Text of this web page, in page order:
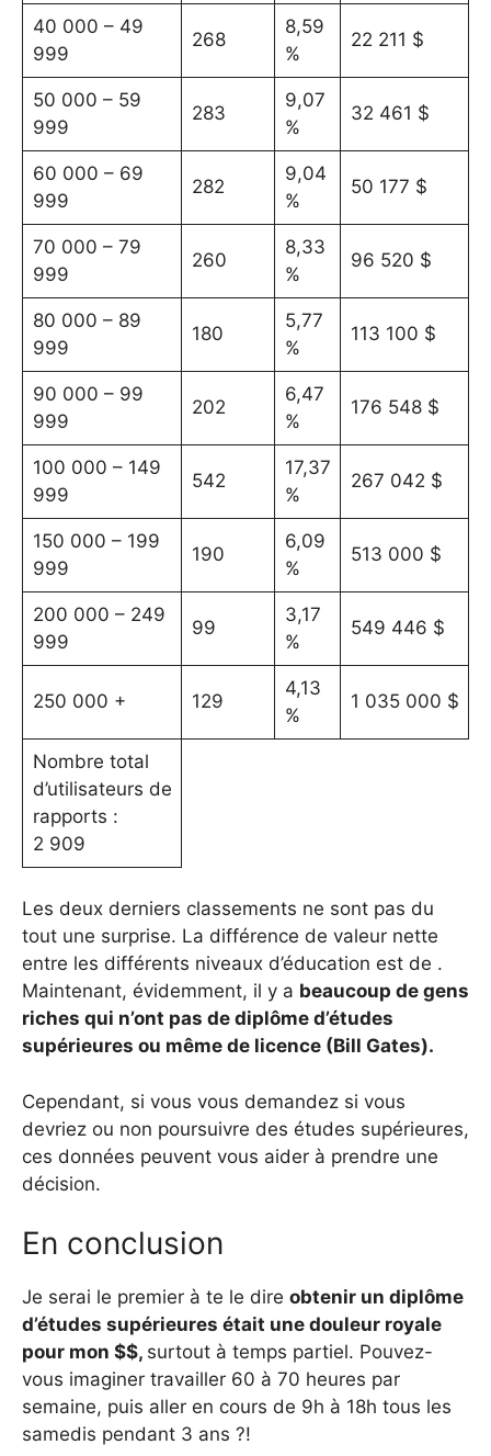
40 000 – 49
999
268
8,59
%
22 211 $
50 000 – 59
999
283
9,07
%
32 461 $
60 000 – 69
999
282
9,04
%
50 177 $
70 000 – 79
999
260
8,33
%
96 520 $
80 000 – 89
999
180
5,77
%
113 100 $
90 000 – 99
999
202
6,47
%
176 548 $
100 000 – 149
999
542
17,37
%
267 042 $
150 000 – 199
999
190
6,09
%
513 000 $
200 000 – 249
999
99
3,17
%
549 446 $
250 000 + 129
4,13
%
1 035 000 $
Nombre total
d’utilisateurs de
rapports :
2 909
Les deux derniers classements ne sont pas du
tout une surprise. La différence de valeur nette
entre les différents niveaux d’éducation est de .
Maintenant, évidemment, il y a beaucoup de gens
riches qui n’ont pas de diplôme d’études
supérieures ou même de licence (Bill Gates).
Cependant, si vous vous demandez si vous
devriez ou non poursuivre des études supérieures,
ces données peuvent vous aider à prendre une
décision.
En conclusion
Je serai le premier à te le dire obtenir un diplôme
d’études supérieures était une douleur royale
pour mon $$, surtout à temps partiel. Pouvez-
vous imaginer travailler 60 à 70 heures par
semaine, puis aller en cours de 9h à 18h tous les
samedis pendant 3 ans ?!